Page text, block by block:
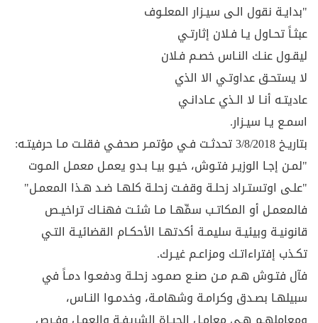
"بدايـة نقول الـى سيـزار المعلـوف
عبثـاً تحـاول يـا فـلان إثارتـي
ليقـول عنـك النـاس خصـم فـلان
لا يستحـق عداوتـي الا الذي
عاديتـه أنـا لا الـذي عـادانـي
اسمـع يـا سيـزار.
بتاريـخ 3/8/2018 تحدثـت فـي مؤتمـر صحفـي فقلـت مـا حرفيتـه:
"لمـن إجـا الوزيـر فتـوش، خيـو بيـا بـدو يعمـل معمـل المـوت
"علـى اوتستـراد زحلـة وقفـت زحلـة كلهـا ضـد هـذا المعمـل"
فالمعمـل أو المكاتـب سمِّهـا مـا شئـت فهنـاك تراخيـص
قانونيـة وبيئيـة سليمـة أكدتهـا الأحكـام القضائيـة التـي
تكـذب إفتراءاتـك ومزاعـم غيـرك.
فآل فتـوش هـم مـن صنـع صمـود زحلـة ودفعـوا دمـاً في
سبيلهـا بصـدق وكرامـة وشهامـة، وخدمـوا النـاس،